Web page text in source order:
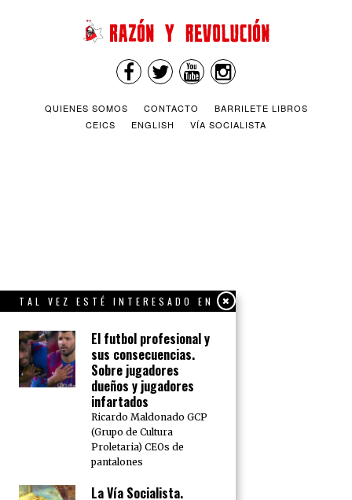
QUIENES SOMOS CONTACTO
BARRILETE LIBROS
CEICS
ENGLISH VÍA SOCIALISTA
TAL VEZ ESTÉ INTERESADO EN
El futbol profesional y
sus consecuencias.
Sobre jugadores
dueños y jugadores
infartados
Ricardo Maldonado GCP
(Grupo de Cultura
Proletaria) CEOs de
pantalones
La Vía Socialista.